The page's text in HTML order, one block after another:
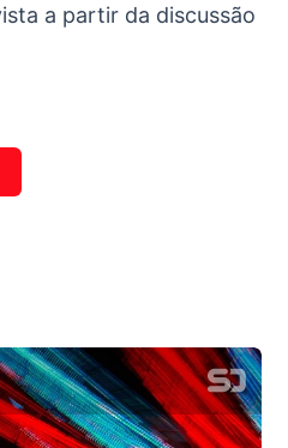
a partir da discussão